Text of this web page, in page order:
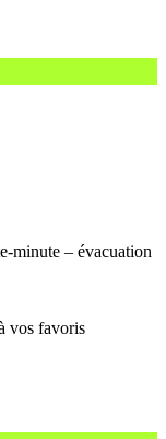
minute – évacuation